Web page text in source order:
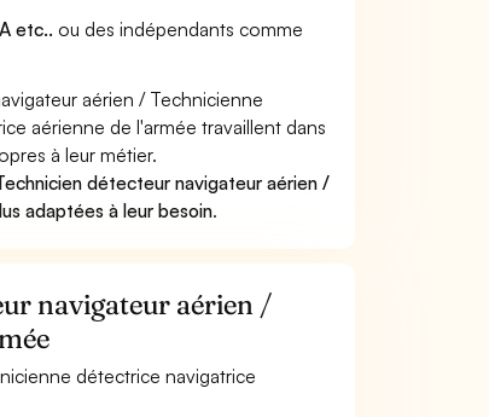
etc.. ou des indépendants comme
aérien / Technicienne
aérienne de l'armée travaillent dans
à leur métier.
détecteur navigateur aérien /
adaptées à leur besoin.
navigateur aérien /
détectrice navigatrice